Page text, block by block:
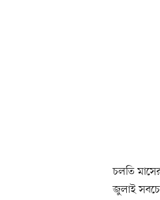
চলতি
জুলাই